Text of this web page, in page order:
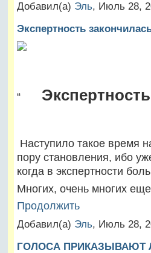
Добавил(а) Эль, Июль 28,
Экспертность
“
Наступило такое время
пору становления, ибо
когда в экспертности
Многих, очень многих
Продолжить
Добавил(а) Эль, Июль 28,
ГОЛОСА ПРИКАЗЫВАЮТ